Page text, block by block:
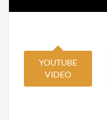
YOUTUBE
VIDEO